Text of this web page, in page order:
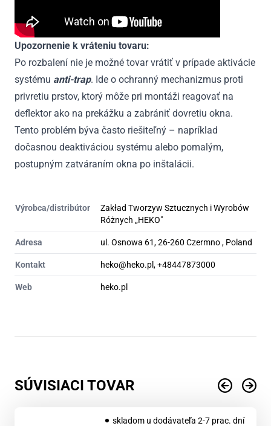
Upozornenie k vráteniu tovaru:
Po rozbalení nie je možné tovar vrátiť v prípade aktivácie
systému anti-trap. Ide o ochranný mechanizmus proti
privretiu prstov, ktorý môže pri montáži reagovať na
deflektor ako na prekážku a zabrániť dovretiu okna.
Tento problém býva často riešiteľný – napríklad
dočasnou deaktiváciou systému alebo pomalým,
postupným zatváraním okna po inštalácii.
Výrobca/distribútor
Zakład Tworzyw Sztucznych i Wyrobów
Różnych „HEKO"
Adresa ul. Osnowa 61, 26-260 Czermno , Poland
Kontakt heko@heko.pl, +48447873000
Web heko.pl
SÚVISIACI TOVAR
skladom u dodávateľa 2-7 prac. dní